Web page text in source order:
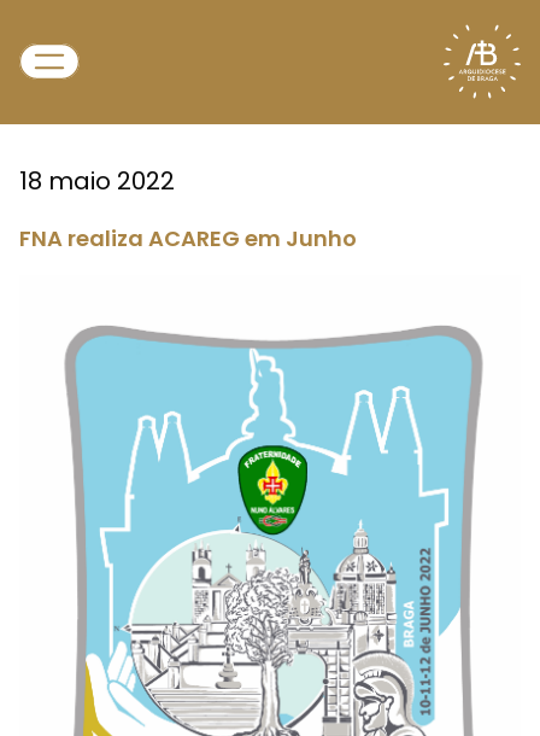
18 maio 2022
FNA realiza ACAREG em Junho